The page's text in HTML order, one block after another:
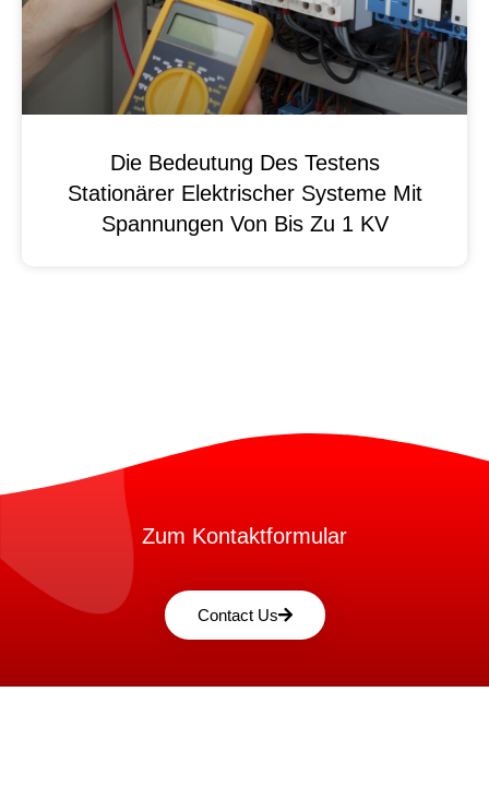
Die Bedeutung Des Testens
Stationärer Elektrischer Systeme Mit
Spannungen Von Bis Zu 1 KV
Zum Kontaktformular
Contact Us